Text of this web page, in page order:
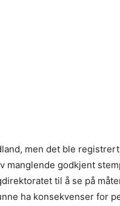
men det ble
manglende godkjent
til å se på
ha konsekvenser for